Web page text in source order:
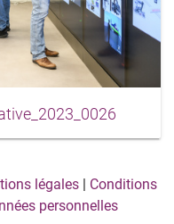
légales| Conditions
personnelles